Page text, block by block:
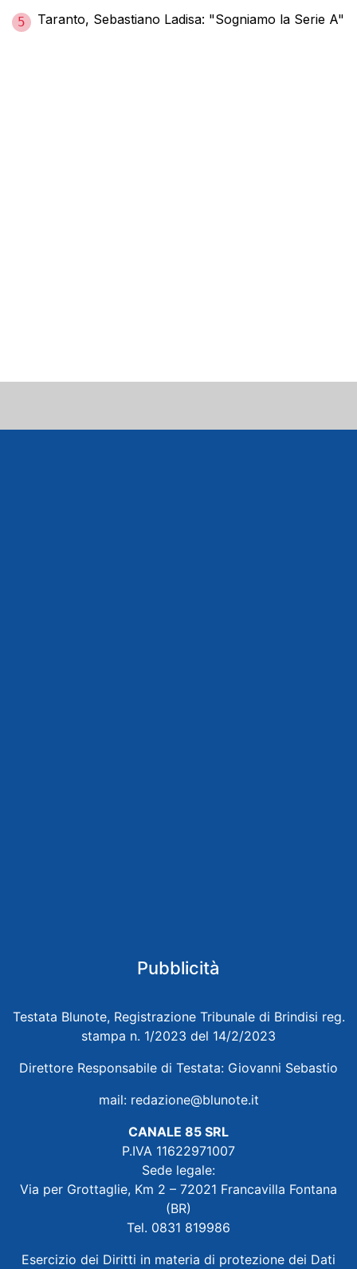
5 Taranto, Sebastiano Ladisa: "Sogniamo la Serie A"
Pubblicità
Testata Blunote, Registrazione Tribunale di Brindisi reg.
stampa n. 1/2023 del 14/2/2023
Direttore Responsabile di Testata: Giovanni Sebastio
mail: redazione@blunote.it
CANALE 85 SRL
P.IVA 11622971007
Sede legale:
Via per Grottaglie, Km 2 – 72021 Francavilla Fontana
(BR)
Tel. 0831 819986
Esercizio dei Diritti in materia di protezione dei Dati